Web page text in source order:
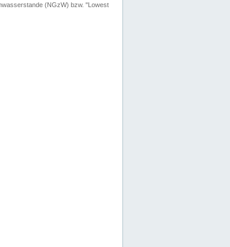
(NGzW) bzw. "Lowest